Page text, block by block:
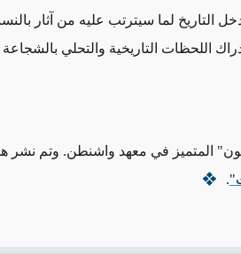
التاريخ لما سيترتب عليه من آثار
اللحظات التاريخية والتحلي بالشجاعة
المتميز في معهد واشنطن. وتم نشر
.